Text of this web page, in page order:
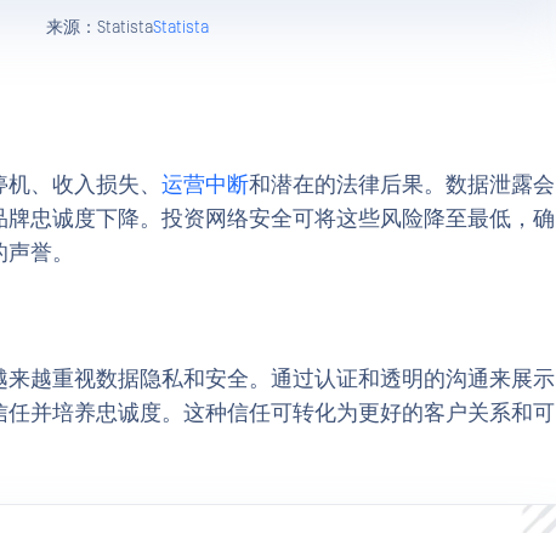
来源：StatistaStatista
、收入损失、 运营中断和潜在的法律后果。数据泄露会
忠诚度下降。投资网络安全可将这些风险降至最低，确
誉。
越重视数据隐私和安全。通过认证和透明的沟通来展示
并培养忠诚度。这种信任可转化为更好的客户关系和可